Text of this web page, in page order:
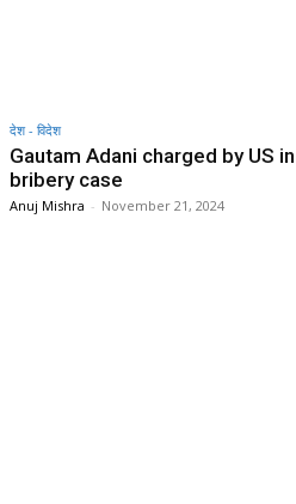
देश - विदेश
Gautam Adani charged by US
bribery case
Anuj Mishra - November 21, 2024